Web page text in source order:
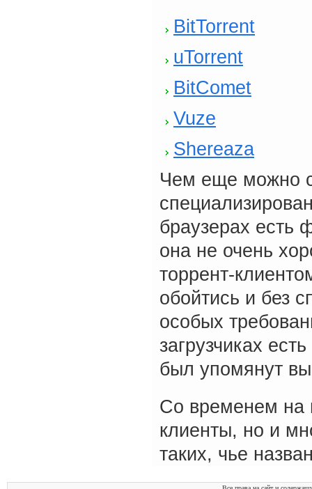
BitTorrent
uTorrent
BitComet
Vuze
Shereaza
Чем еще можно
браузерах есть
она не очень
торрент-
обойтись и без
особых
загрузчиках
был упомянут
Со временем на
клиенты, но и
таких, чье